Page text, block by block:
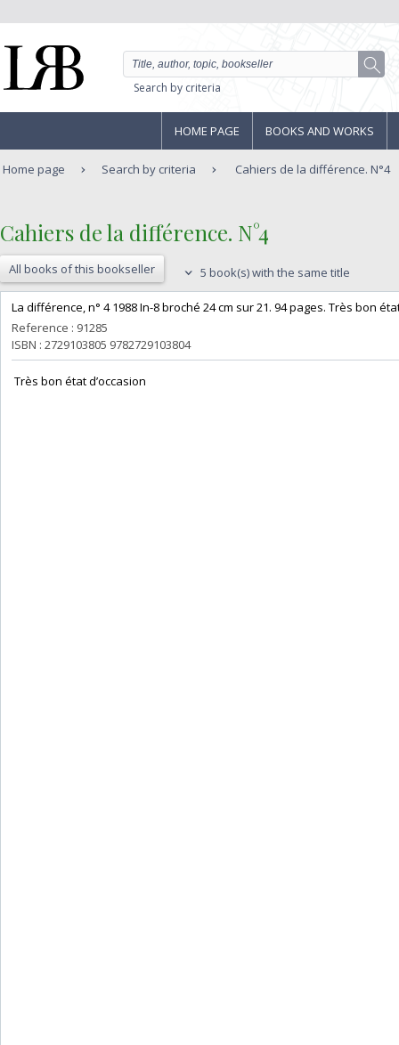
Search by criteria
HOME PAGE BOOKS AND WORKS
Home page Search by criteria Cahiers de la différence. N°4
‎Cahiers de la différence. N°4‎
All books of this bookseller 5 book(s) with the same title
‎La différence, n° 4 1988 In-8 broché 24 cm sur 21. 94 pages. Très bon
Reference : 91285
ISBN : 2729103805 9782729103804
‎ Très bon état d’occasion ‎